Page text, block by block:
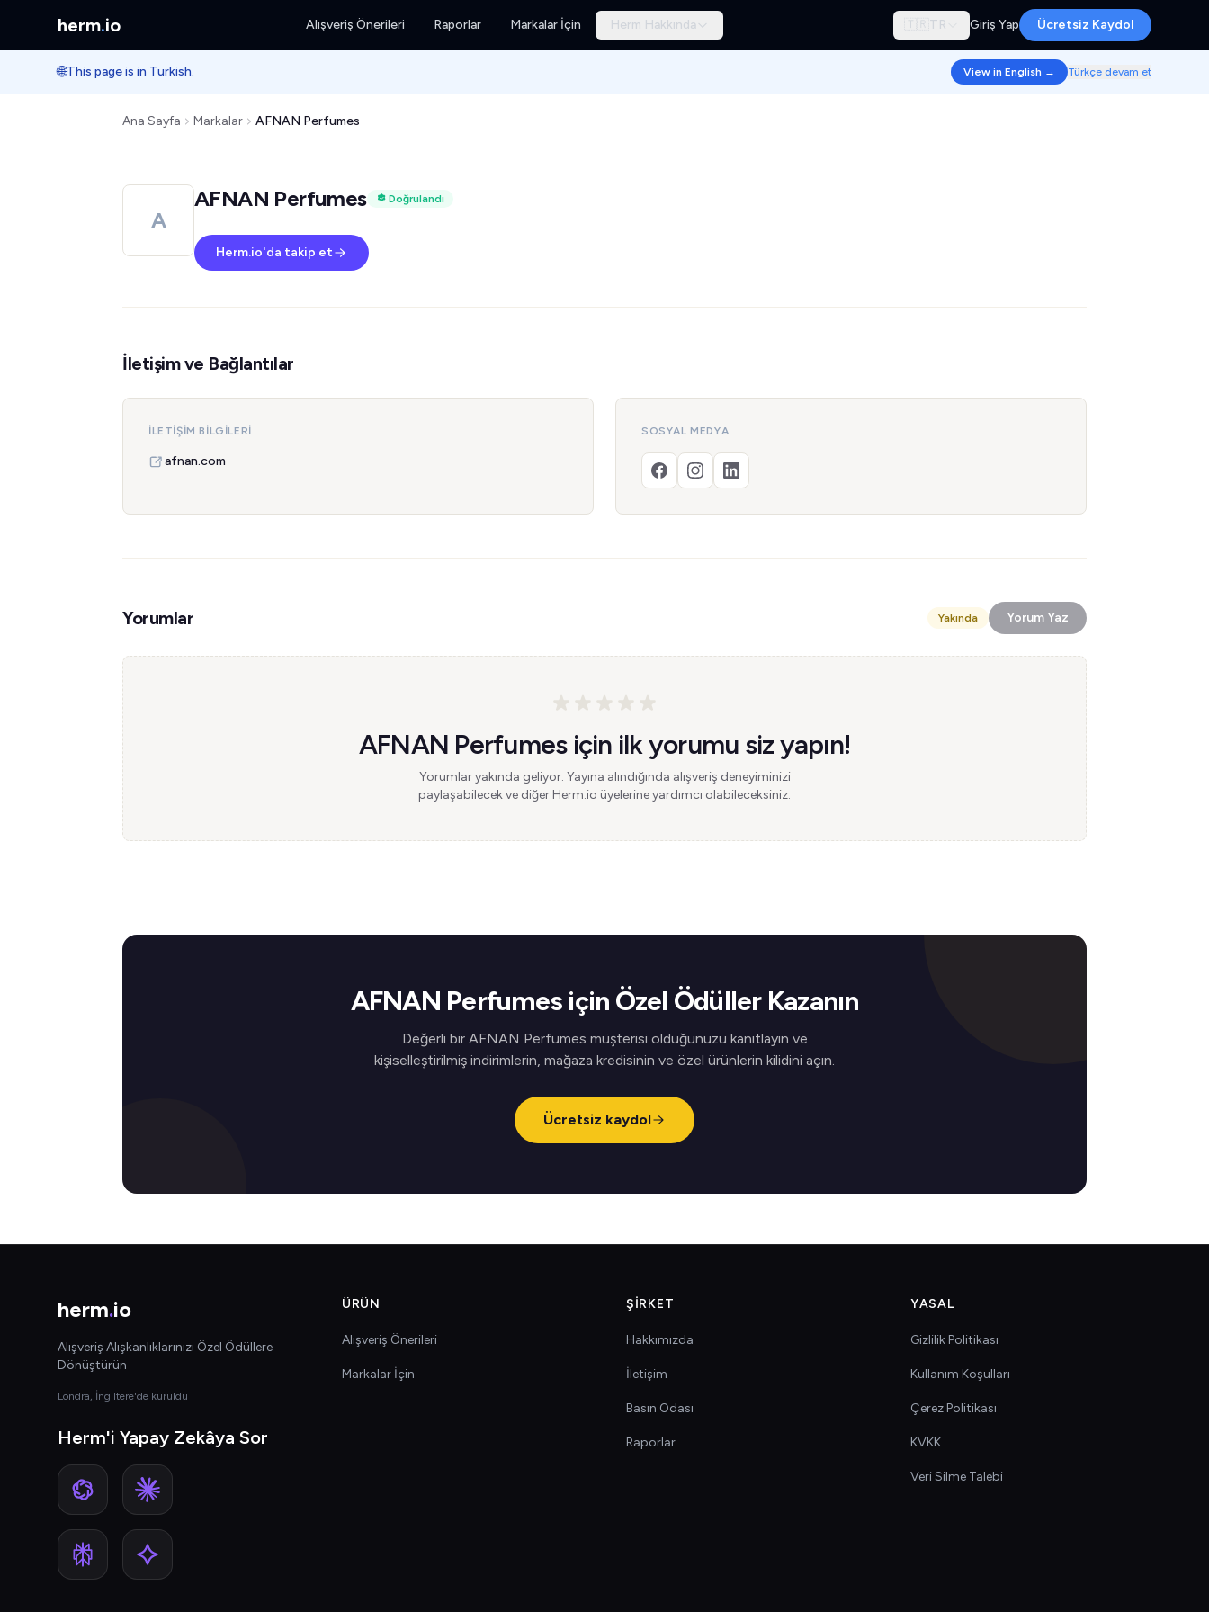
herm.io Alışveriş Önerileri Raporlar Markalar İçin Herm Hakkında 🇹🇷 TR Giriş Yap Ücretsiz Kaydol
🌐This page is in Turkish. View in English → Türkçe devam et
Ana Sayfa Markalar AFNAN Perfumes
A
AFNAN Perfumes Doğrulandı
Herm.io'da takip et
İletişim ve Bağlantılar
İLETIŞIM BILGILERI
afnan.com
SOSYAL MEDYA
Yorumlar Yakında Yorum Yaz
AFNAN Perfumes için ilk yorumu siz yapın!
Yorumlar yakında geliyor. Yayına alındığında alışveriş deneyiminizi
paylaşabilecek ve diğer Herm.io üyelerine yardımcı olabileceksiniz.
AFNAN Perfumes için Özel Ödüller Kazanın
Değerli bir AFNAN Perfumes müşterisi olduğunuzu kanıtlayın ve
kişiselleştirilmiş indirimlerin, mağaza kredisinin ve özel ürünlerin kilidini açın.
Ücretsiz kaydol
herm.io
Alışveriş Alışkanlıklarınızı Özel Ödüllere
Dönüştürün
Londra, İngiltere'de kuruldu
Herm'i Yapay Zekâya Sor
ÜRÜN
Alışveriş Önerileri
Markalar İçin
ŞIRKET
Hakkımızda
İletişim
Basın Odası
Raporlar
YASAL
Gizlilik Politikası
Kullanım Koşulları
Çerez Politikası
KVKK
Veri Silme Talebi